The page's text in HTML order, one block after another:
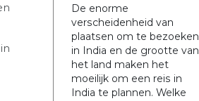
De enorme
verscheidenheid van
plaatsen om te bezoeken
in India en de grootte van
het land maken het
moeilijk om een reis in
India te plannen. Welke